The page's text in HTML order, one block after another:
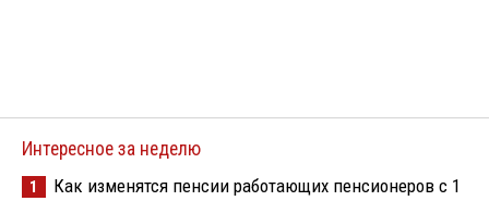
Интересное за неделю
1
Как изменятся пенсии работающих пенсионеров с 1